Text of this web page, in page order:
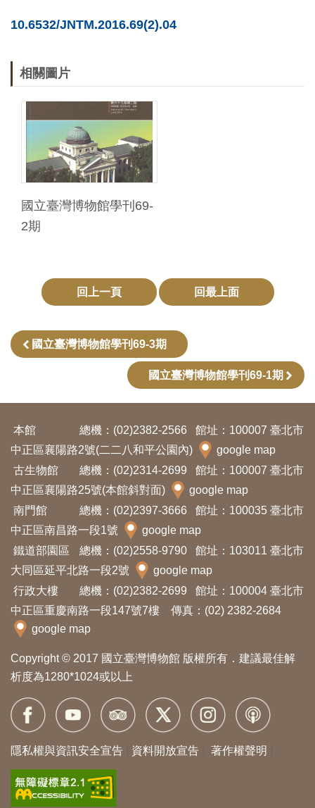
網
導
覽
日
本
語
Ba
sa
Ind
on
10.6532/JNTM.2016.69(2).04
相關圖片
國立臺灣博物館學刊69-
2期
回上一頁 回最上面
國立臺灣博物館學刊69-3期
國立臺灣博物館學刊69-1期
本館 總機：(02)2382-2566
館址：100007 臺北市
中正區襄陽路2號(二二八和平公園內)
google map
古生物館
總機：(02)2314-2699
館址：100007 臺北市
中正區襄陽路25號(本館斜對面)
google map
南門館
總機：(02)2397-3666
館址：100035 臺北市
中正區南昌路一段1號
google map
鐵道部園區
總機：(02)2558-9790
館址：103011 臺北市
大同區延平北路一段2號
google map
行政大樓
總機：(02)2382-2699
館址：100004 臺北市
中正區重慶南路一段147號7樓 傳真：(02) 2382-2684
google map
Copyright © 2017 國立臺灣博物館 版權所有．建議最佳解
析度為1280*1024或以上
隱私權與資訊安全宣告 資料開放宣告 著作權聲明